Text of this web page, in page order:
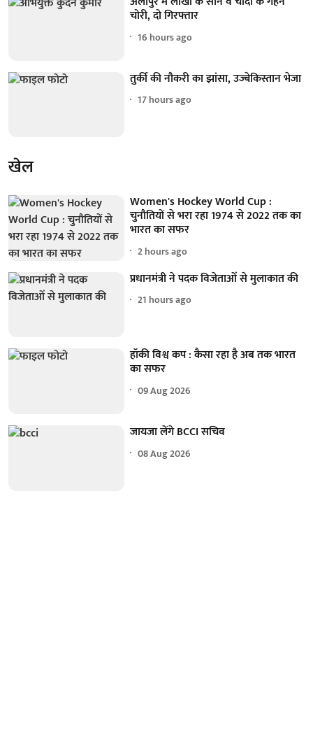
चोरी, दो गिरफ्तार
16 hours ago
तुर्की की नौकरी का झांसा, उज्बेकिस्तान भेजा
17 hours ago
खेल
Women's Hockey World Cup :
चुनौतियों से भरा रहा 1974 से 2022 तक का
भारत का सफर
2 hours ago
प्रधानमंत्री ने पदक विजेताओं से मुलाकात की
21 hours ago
हॉकी विश्व कप : कैसा रहा है अब तक भारत
का सफर
09 Aug 2026
जायजा लेंगे BCCI सचिव
08 Aug 2026